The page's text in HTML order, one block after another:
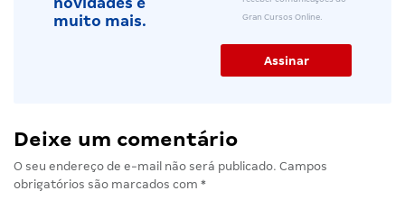
novidades e
muito mais.
Gran Cursos Online.
Deixe um comentário
O seu endereço de e-mail não será publicado. Campos
obrigatórios são marcados com *